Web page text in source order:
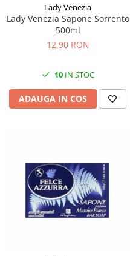
Lady Venezia
Lady Venezia Sapone Sorrento
500ml
12,90 RON
10IN STOC
ADAUGA IN COS